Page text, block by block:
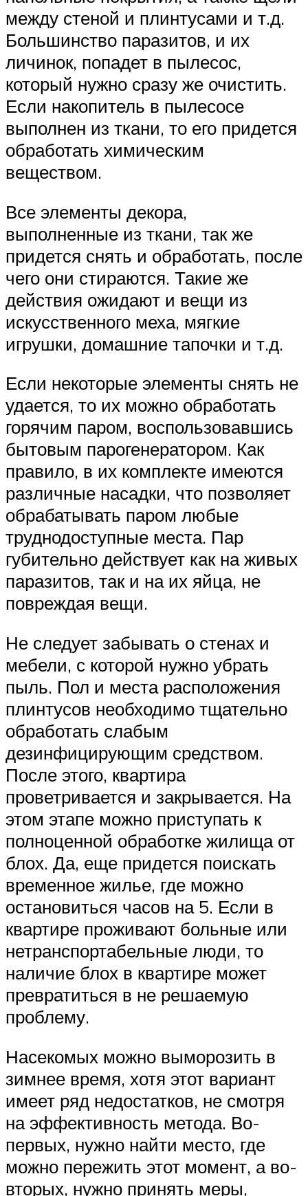
между стеной и плинтусами и т.д.
Большинство паразитов, и их
личинок, попадет в пылесос,
который нужно сразу же очистить.
Если накопитель в пылесосе
выполнен из ткани, то его придется
обработать химическим
веществом.
Все элементы декора,
выполненные из ткани, так же
придется снять и обработать, после
чего они стираются. Такие же
действия ожидают и вещи из
искусственного меха, мягкие
игрушки, домашние тапочки и т.д.
Если некоторые элементы снять не
удается, то их можно обработать
горячим паром, воспользовавшись
бытовым парогенератором. Как
правило, в их комплекте имеются
различные насадки, что позволяет
обрабатывать паром любые
труднодоступные места. Пар
губительно действует как на живых
паразитов, так и на их яйца, не
повреждая вещи.
Не следует забывать о стенах и
мебели, с которой нужно убрать
пыль. Пол и места расположения
плинтусов необходимо тщательно
обработать слабым
дезинфицирующим средством.
После этого, квартира
проветривается и закрывается. На
этом этапе можно приступать к
полноценной обработке жилища от
блох. Да, еще придется поискать
временное жилье, где можно
остановиться часов на 5. Если в
квартире проживают больные или
нетранспортабельные люди, то
наличие блох в квартире может
превратиться в не решаемую
проблему.
Насекомых можно выморозить в
зимнее время, хотя этот вариант
имеет ряд недостатков, не смотря
на эффективность метода. Во-
первых, нужно найти место, где
можно пережить этот момент, а во-
вторых, нужно принять меры,